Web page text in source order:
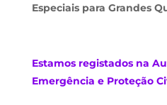
Especiais para Grandes
Estamosregistados na
Emergência e Proteção